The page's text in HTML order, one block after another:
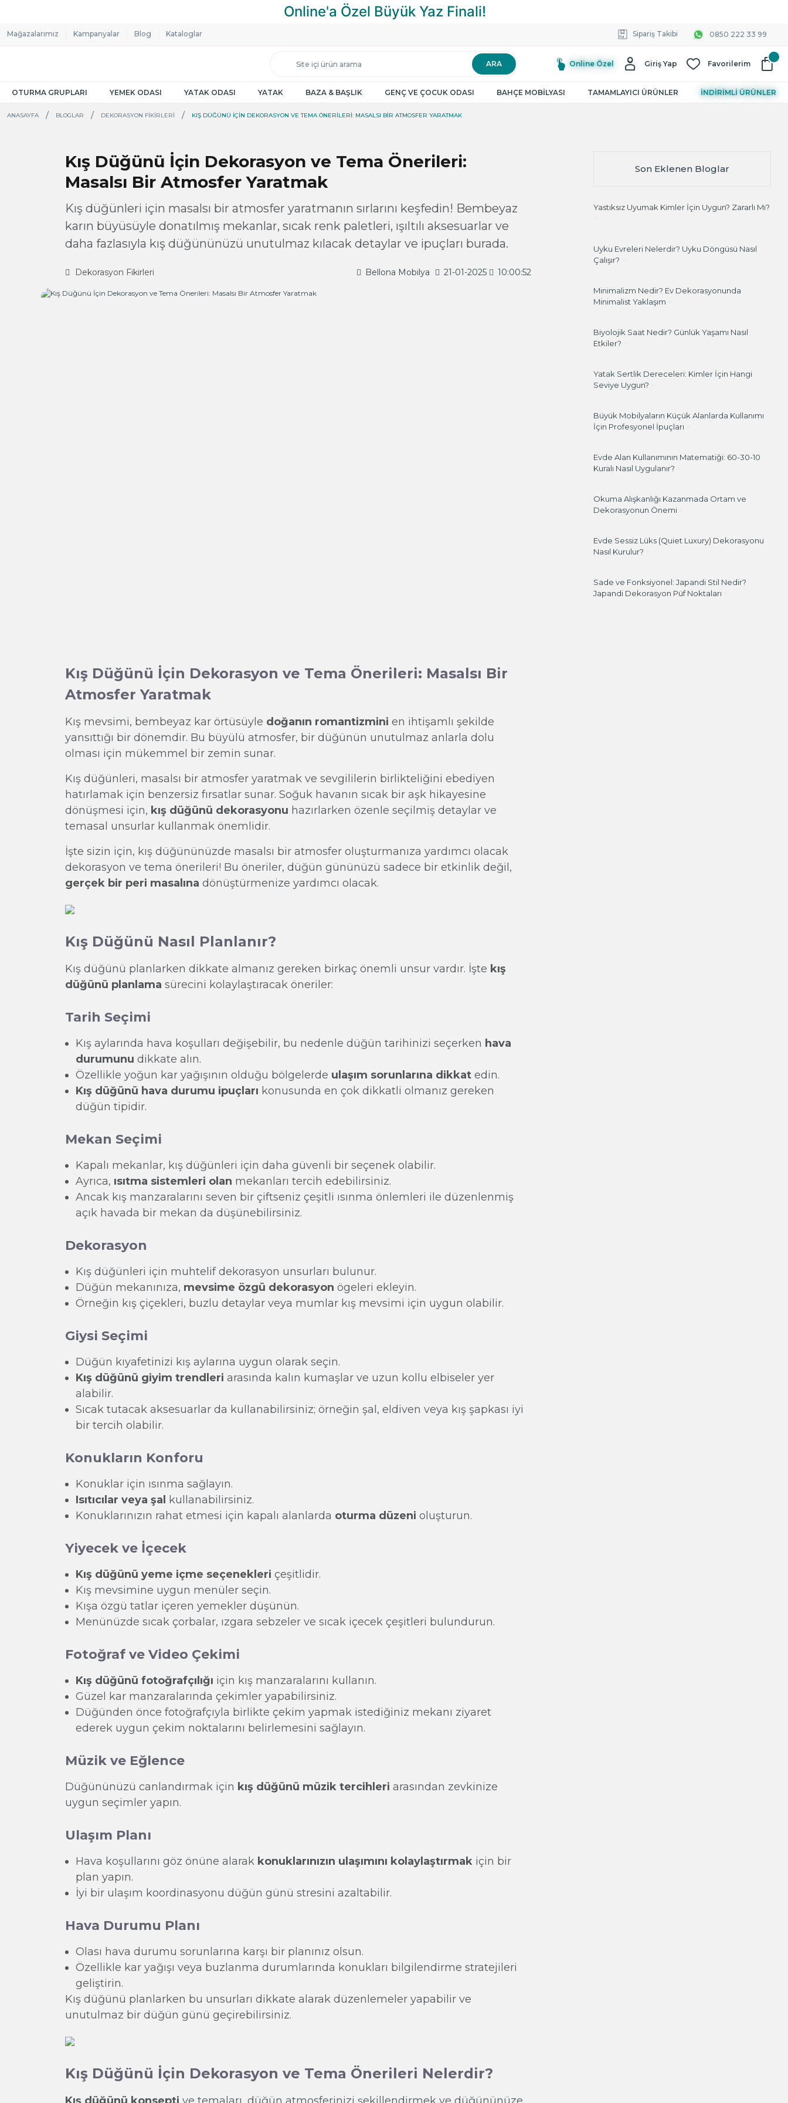
Mağazalarımız Kampanyalar Blog Kataloglar Sipariş Takibi 0850 222 33 99
ARA Online Özel Giriş Yap Favorilerim
OTURMA GRUPLARI YEMEK ODASI YATAK ODASI YATAK BAZA & BAŞLIK GENÇ VE ÇOCUK ODASI BAHÇE MOBİLYASI TAMAMLAYICI ÜRÜNLER İNDİRİMLİ ÜRÜNLER
ANASAYFA BLOGLAR DEKORASYON FIKIRLERI KIŞ DÜĞÜNÜ İÇIN DEKORASYON VE TEMA ÖNERILERI: MASALSI BIR ATMOSFER YARATMAK
Kış Düğünü İçin Dekorasyon ve Tema Önerileri:
Masalsı Bir Atmosfer Yaratmak
Kış düğünleri için masalsı bir atmosfer yaratmanın sırlarını keşfedin! Bembeyaz
karın büyüsüyle donatılmış mekanlar, sıcak renk paletleri, ışıltılı aksesuarlar ve
daha fazlasıyla kış düğününüzü unutulmaz kılacak detaylar ve ipuçları burada.
Dekorasyon Fikirleri Bellona Mobilya 21-01-2025 10:00:52
Kış Düğünü İçin Dekorasyon ve Tema Önerileri: Masalsı Bir
Atmosfer Yaratmak
Kış mevsimi, bembeyaz kar örtüsüyle doğanın romantizmini en ihtişamlı şekilde
yansıttığı bir dönemdir. Bu büyülü atmosfer, bir düğünün unutulmaz anlarla dolu
olması için mükemmel bir zemin sunar.
Kış düğünleri, masalsı bir atmosfer yaratmak ve sevgililerin birlikteliğini ebediyen
hatırlamak için benzersiz fırsatlar sunar. Soğuk havanın sıcak bir aşk hikayesine
dönüşmesi için, kış düğünü dekorasyonu hazırlarken özenle seçilmiş detaylar ve
temasal unsurlar kullanmak önemlidir.
İşte sizin için, kış düğününüzde masalsı bir atmosfer oluşturmanıza yardımcı olacak
dekorasyon ve tema önerileri! Bu öneriler, düğün gününüzü sadece bir etkinlik değil,
gerçek bir peri masalına dönüştürmenize yardımcı olacak.
Kış Düğünü Nasıl Planlanır?
Kış düğünü planlarken dikkate almanız gereken birkaç önemli unsur vardır. İşte kış
düğünü planlama sürecini kolaylaştıracak öneriler:
Tarih Seçimi
Kış aylarında hava koşulları değişebilir, bu nedenle düğün tarihinizi seçerken hava
durumunu dikkate alın.
Özellikle yoğun kar yağışının olduğu bölgelerde ulaşım sorunlarına dikkatedin.
Kış düğünü hava durumu ipuçları konusunda en çok dikkatli olmanız gereken
düğün tipidir.
Mekan Seçimi
Kapalı mekanlar, kış düğünleri için daha güvenli bir seçenek olabilir.
Ayrıca, ısıtma sistemleri olan mekanları tercih edebilirsiniz.
Ancak kış manzaralarını seven bir çiftseniz çeşitli ısınma önlemleri ile düzenlenmiş
açık havada bir mekan da düşünebilirsiniz.
Dekorasyon
Kış düğünleri için muhtelif dekorasyon unsurları bulunur.
Düğün mekanınıza, mevsime özgü dekorasyon ögeleri ekleyin.
Örneğin kış çiçekleri, buzlu detaylar veya mumlar kış mevsimi için uygun olabilir.
Giysi Seçimi
Düğün kıyafetinizi kış aylarına uygun olarak seçin.
Kış düğünü giyim trendleri arasında kalın kumaşlar ve uzun kollu elbiseler yer
alabilir.
Sıcak tutacak aksesuarlar da kullanabilirsiniz; örneğin şal, eldiven veya kış şapkası iyi
bir tercih olabilir.
Konukların Konforu
Konuklar için ısınma sağlayın.
Isıtıcılar veya şal kullanabilirsiniz.
Konuklarınızın rahat etmesi için kapalı alanlarda oturma düzeni oluşturun.
Yiyecek ve İçecek
Kış düğünü yeme içme seçenekleri çeşitlidir.
Kış mevsimine uygun menüler seçin.
Kışa özgü tatlar içeren yemekler düşünün.
Menünüzde sıcak çorbalar, ızgara sebzeler ve sıcak içecek çeşitleri bulundurun.
Fotoğraf ve Video Çekimi
Kış düğünü fotoğrafçılığı için kış manzaralarını kullanın.
Güzel kar manzaralarında çekimler yapabilirsiniz.
Düğünden önce fotoğrafçıyla birlikte çekim yapmak istediğiniz mekanı ziyaret
ederek uygun çekim noktalarını belirlemesini sağlayın.
Müzik ve Eğlence
Düğününüzü canlandırmak için kış düğünü müzik tercihleri arasından zevkinize
uygun seçimler yapın.
Ulaşım Planı
Hava koşullarını göz önüne alarak konuklarınızın ulaşımını kolaylaştırmakiçin bir
plan yapın.
İyi bir ulaşım koordinasyonu düğün günü stresini azaltabilir.
Hava Durumu Planı
Olası hava durumu sorunlarına karşı bir planınız olsun.
Özellikle kar yağışı veya buzlanma durumlarında konukları bilgilendirme stratejileri
geliştirin.
Kış düğünü planlarken bu unsurları dikkate alarak düzenlemeler yapabilir ve
unutulmaz bir düğün günü geçirebilirsiniz.
Kış Düğünü İçin Dekorasyon ve Tema Önerileri Nelerdir?
Son Eklenen Bloglar
Yastıksız Uyumak Kimler İçin Uygun? Zararlı Mı?
Uyku Evreleri Nelerdir? Uyku Döngüsü Nasıl
Çalışır?
Minimalizm Nedir? Ev Dekorasyonunda
Minimalist Yaklaşım
Biyolojik Saat Nedir? Günlük Yaşamı Nasıl
Etkiler?
Yatak Sertlik Dereceleri: Kimler İçin Hangi
Seviye Uygun?
Büyük Mobilyaların Küçük Alanlarda Kullanımı
İçin Profesyonel İpuçları
Evde Alan Kullanımının Matematiği: 60-30-10
Kuralı Nasıl Uygulanır?
Okuma Alışkanlığı Kazanmada Ortam ve
Dekorasyonun Önemi
Evde Sessiz Lüks (Quiet Luxury) Dekorasyonu
Nasıl Kurulur?
Sade ve Fonksiyonel: Japandi Stil Nedir?
Japandi Dekorasyon Püf Noktaları